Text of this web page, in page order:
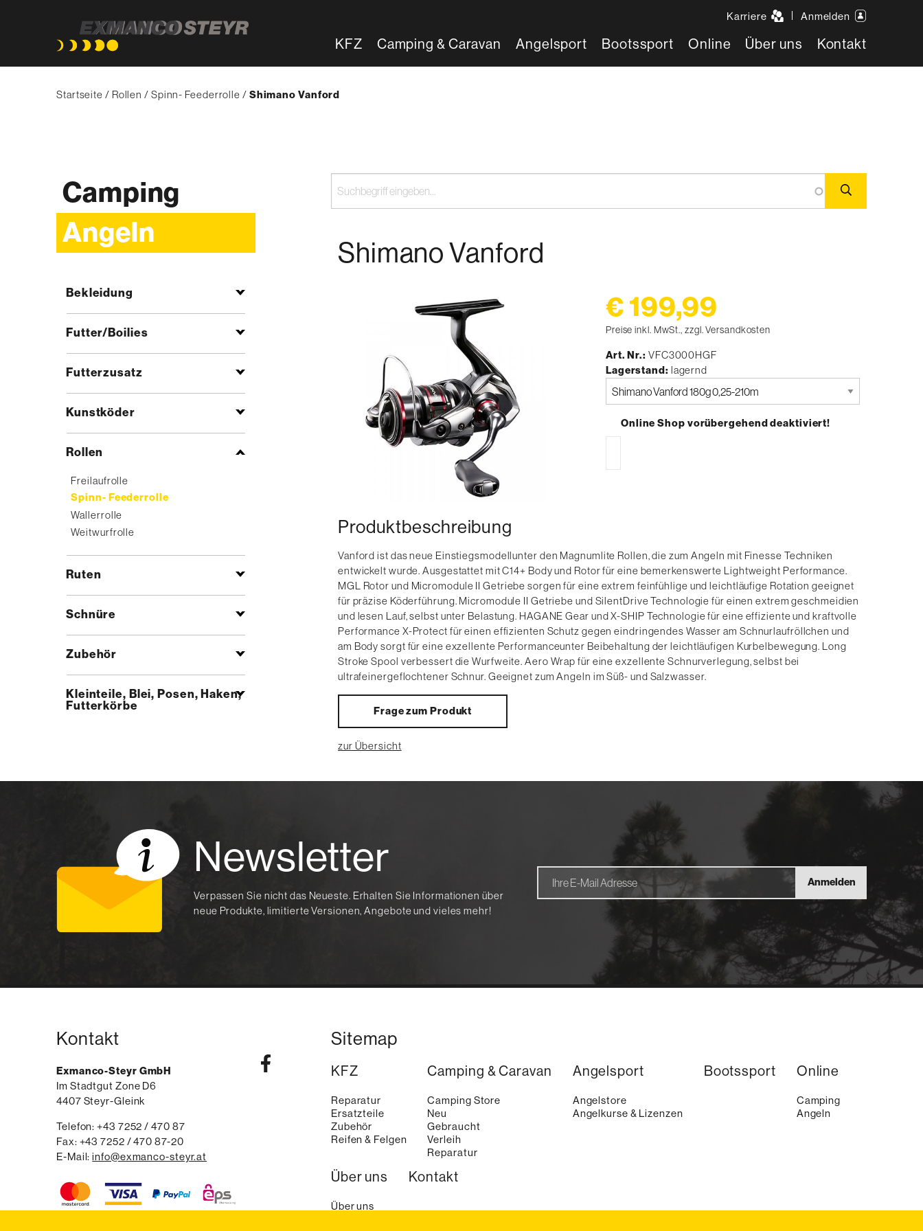
Karriere Anmelden
KFZ Camping & Caravan Angelsport Bootssport Online Über uns Kontakt
Startseite
Rollen Spinn- Feederrolle {'Current'|t}:
Shimano Vanford
Shimano Vanford
€ 199,99
Preise inkl. MwSt., zzgl. Versandkosten
Art. Nr. VFC3000HGF
Lagerstand lagernd
Bitte
auswählen
Online Shop vorübergehend deaktiviert!
Produktbeschreibung
Vanford ist das neue Einstiegsmodellunter den Magnumlite Rollen, die zum Angeln mit Finesse Techniken
entwickelt wurde. Ausgestattet mit C14+ Body und Rotor für eine bemerkenswerte Lightweight Performance.
MGL Rotor und Micromodule II Getriebe sorgen für eine extrem feinfühlige und leichtläufige Rotation geeignet
für präzise Köderführung. Micromodule II Getriebe und SilentDrive Technologie für einen extrem geschmeidien
und lesen Lauf, selbst unter Belastung. HAGANE Gear und X-SHIP Technologie für eine effiziente und kraftvolle
Performance X-Protect für einen effizienten Schutz gegen eindringendes Wasser am Schnurlaufröllchen und
am Body sorgt für eine exzellente Performanceunter Beibehaltung der leichtläufigen Kurbelbewegung. Long
Stroke Spool verbessert die Wurfweite. Aero Wrap für eine exzellente Schnurverlegung, selbst bei
ultrafeinergeflochtener Schnur. Geeignet zum Angeln im Süß- und Salzwasser.
Frage zum Produkt
zur Übersicht
Camping
Angeln
Bekleidung
Futter/Boilies
Futterzusatz
Kunstköder
Rollen
Freilaufrolle
Spinn- Feederrolle
Wallerrolle
Weitwurfrolle
Ruten
Schnüre
Zubehör
Kleinteile, Blei, Posen, Haken,
Futterkörbe
Newsletter
Verpassen Sie nicht das Neueste. Erhalten Sie Informationen über
neue Produkte, limitierte Versionen, Angebote und vieles mehr!
Anmelden
Kontakt
Exmanco-Steyr GmbH
Im Stadtgut Zone D6
4407 Steyr-Gleink
Telefon: voice
+43 7252 / 470 87
Fax: fax
+43 7252 / 470 87-20
E-Mail: email
info@exmanco-steyr.at
Sitemap
KFZ
Reparatur
Ersatzteile
Zubehör
Reifen & Felgen
Camping & Caravan
Camping Store
Neu
Gebraucht
Verleih
Reparatur
Angelsport
Angelstore
Angelkurse & Lizenzen
Bootssport Online
Camping
Angeln
Über uns
Über uns
Kontakt